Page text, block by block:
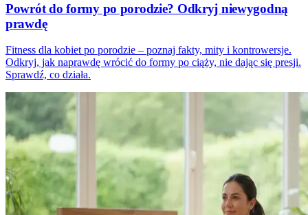
Powrót do formy po porodzie? Odkryj niewygodną
prawdę
Fitness dla kobiet po porodzie – poznaj fakty, mity i kontrowersje.
Odkryj, jak naprawdę wrócić do formy po ciąży, nie dając się presji.
Sprawdź, co działa.